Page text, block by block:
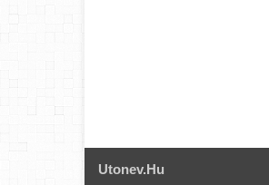
Utonev.hu